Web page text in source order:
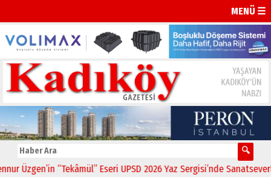
MENÜ ☰
“Tekâmül” Eseri UPSD 2026 Yaz Sergisi’nde Sanatseverlerle